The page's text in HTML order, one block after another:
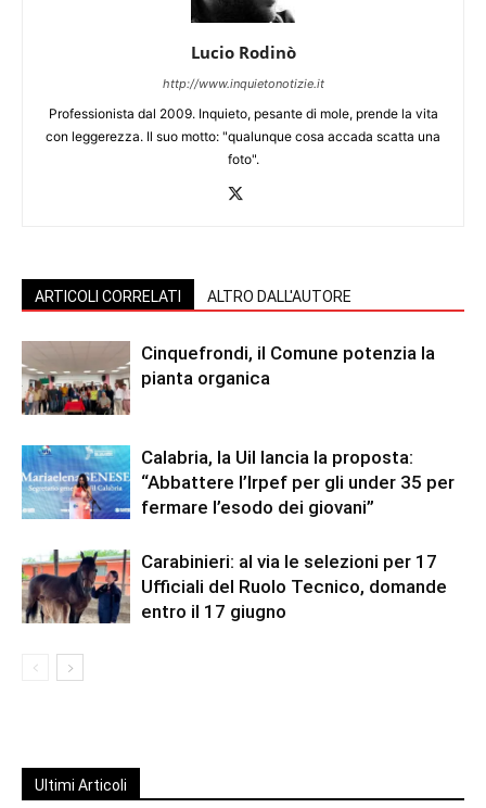
Lucio Rodinò
http://www.inquietonotizie.it
Professionista dal 2009. Inquieto, pesante di mole, prende la vita
con leggerezza. Il suo motto: "qualunque cosa accada scatta una
foto".
ARTICOLI CORRELATI ALTRO DALL'AUTORE
Cinquefrondi, il Comune potenzia la
pianta organica
Calabria, la Uil lancia la proposta:
“Abbattere l’Irpef per gli under 35 per
fermare l’esodo dei giovani”
Carabinieri: al via le selezioni per 17
Ufficiali del Ruolo Tecnico, domande
entro il 17 giugno
Ultimi Articoli